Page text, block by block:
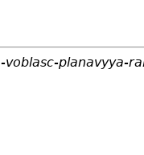
planavyya-